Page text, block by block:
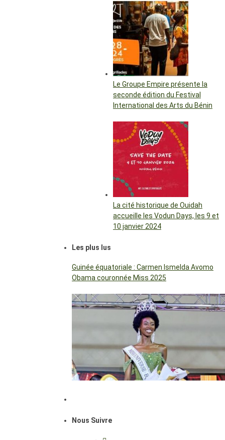
Le Groupe Empire présente la
seconde édition du Festival
International des Arts du Bénin
La cité historique de Ouidah
accueille les Vodun Days, les 9 et
10 janvier 2024
Les plus lus
Guinée équatoriale : Carmen Ismelda Avomo
Obama couronnée Miss 2025
Nous Suivre